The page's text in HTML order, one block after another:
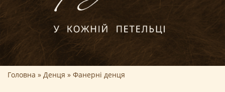
Головна Денця Фанерні денця